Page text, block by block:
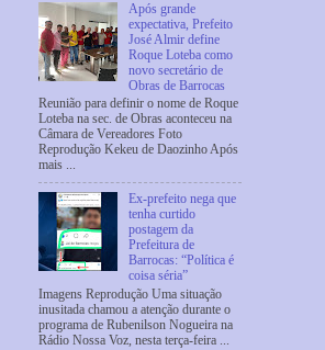
Após grande
expectativa, Prefeito
José Almir define
Roque Loteba como
novo secretário de
Obras de Barrocas
Reunião para definir o nome de Roque
Loteba na sec. de Obras aconteceu na
Câmara de Vereadores Foto
Reprodução Kekeu de Daozinho Após
mais ...
Ex-prefeito nega que
tenha curtido
postagem da
Prefeitura de
Barrocas: “Política é
coisa séria”
Imagens Reprodução Uma situação
inusitada chamou a atenção durante o
programa de Rubenilson Nogueira na
Rádio Nossa Voz, nesta terça-feira ...